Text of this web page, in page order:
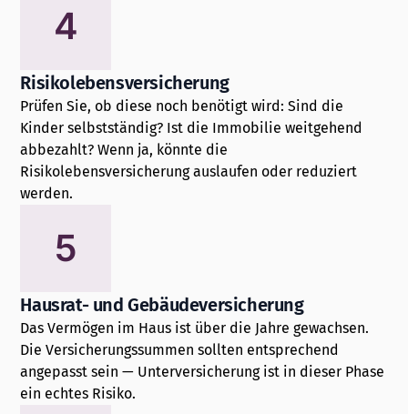
4
Risikolebensversicherung
Prüfen Sie, ob diese noch benötigt wird: Sind die
Kinder selbstständig? Ist die Immobilie weitgehend
abbezahlt? Wenn ja, könnte die
Risikolebensversicherung auslaufen oder reduziert
werden.
5
Hausrat- und Gebäudeversicherung
Das Vermögen im Haus ist über die Jahre gewachsen.
Die Versicherungssummen sollten entsprechend
angepasst sein — Unterversicherung ist in dieser Phase
ein echtes Risiko.